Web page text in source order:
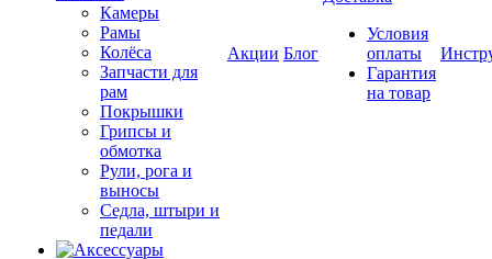
Камеры
Рамы
Колёса
Запчасти для
рам
Покрышки
Грипсы и
обмотка
Рули, рога и
выносы
Седла, штыри и
педали
Акции Блог
Условия
оплаты
Гарантия
на товар